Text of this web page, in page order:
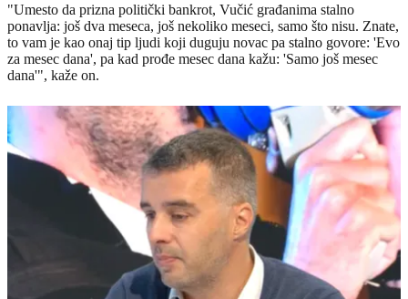
"Umesto da prizna politički bankrot, Vučić građanima stalno
ponavlja: još dva meseca, još nekoliko meseci, samo što nisu. Znate,
to vam je kao onaj tip ljudi koji duguju novac pa stalno govore: 'Evo
za mesec dana', pa kad prođe mesec dana kažu: 'Samo još mesec
dana'", kaže on.